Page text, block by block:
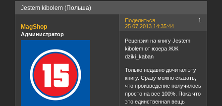
Jestem kibolem (Польша)
Поделиться
1
25.07.2013 14:35:44
MagShop
Администратор
Рецензия на книгу Jestem
kibolem от юзера ЖЖ
dziki_kaban
Только недавно дочитал эту
книгу. Сразу можно сказать,
что произведение получилось
просто на все 100%. Пока что
это единственная вещь